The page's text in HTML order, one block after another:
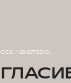
Волгоград, шоссе Авиаторов, д. 2г